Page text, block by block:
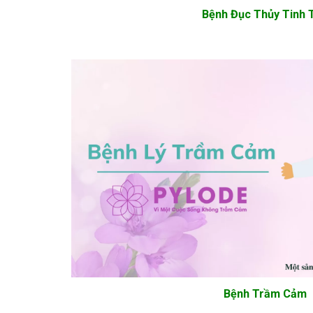
Bệnh Đục Thủy Tinh
Bệnh Trầm Cảm